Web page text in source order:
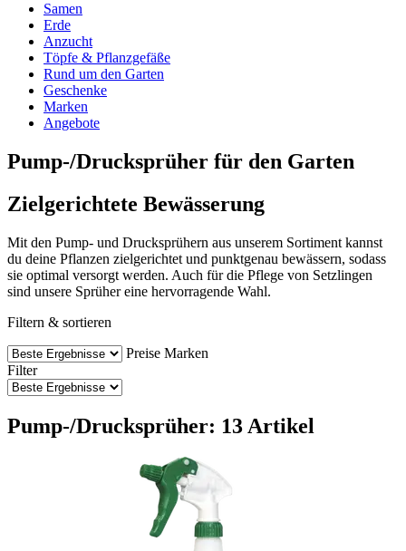
Samen
Erde
Anzucht
Töpfe & Pflanzgefäße
Rund um den Garten
Geschenke
Marken
Angebote
Pump-/Drucksprüher für den Garten
Zielgerichtete Bewässerung
Mit den Pump- und Drucksprühern aus unserem Sortiment kannst
du deine Pflanzen zielgerichtet und punktgenau bewässern, sodass
sie optimal versorgt werden. Auch für die Pflege von Setzlingen
sind unsere Sprüher eine hervorragende Wahl.
Filtern & sortieren
Preise Marken
Filter
Pump-/Drucksprüher: 13 Artikel